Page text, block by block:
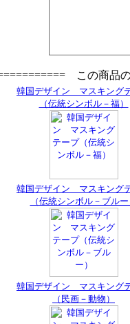
この商品
韓国デザイン マスキング
（伝統シンボル－福）
韓国デザイン マスキング
（伝統シンボル－ブル
韓国デザイン マスキング
（民画－動物）